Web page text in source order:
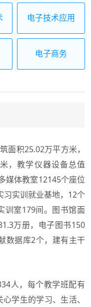
电子技术应用
电子商务
积25.02万平方米，
，教学仪器设备总值
媒体教室12145个座位
习实训就业基地，12个
训室179间。图书馆面
万册，电子图书150
数据库2个，建有主干
人，每个教学班配有
学生的学习、生活、